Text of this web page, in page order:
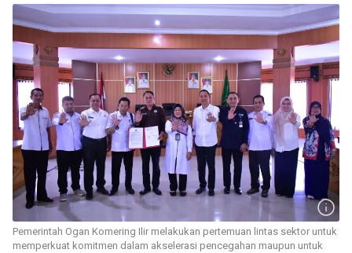
Pemerintah Ogan Komering Ilir melakukan pertemuan lintas sektor untuk
memperkuat komitmen dalam akselerasi pencegahan maupun untuk